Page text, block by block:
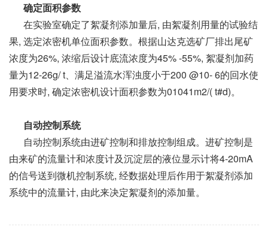
确定面积参数
在实验室确定了絮凝剂添加量后, 由絮凝剂用量的试验结
果, 选定浓密机单位面积参数。根据山达克选矿厂排出尾矿
浓度为26%, 浓缩后设计底流浓度为45% -55%, 絮凝剂加药
量为12-26g/ t、满足溢流水浑浊度小于200 @10- 6的回水使
用要求时, 确定浓密机设计面积参数为01041m2/( t#d)。
自动控制系统
自动控制系统由进矿控制和排放控制组成。进矿控制是
由来矿的流量计和浓度计及沉淀层的液位显示计将4-20mA
的信号送到微机控制系统, 经数据处理后作用于絮凝剂添加
系统中的流量计, 由此来决定絮凝剂的添加量。